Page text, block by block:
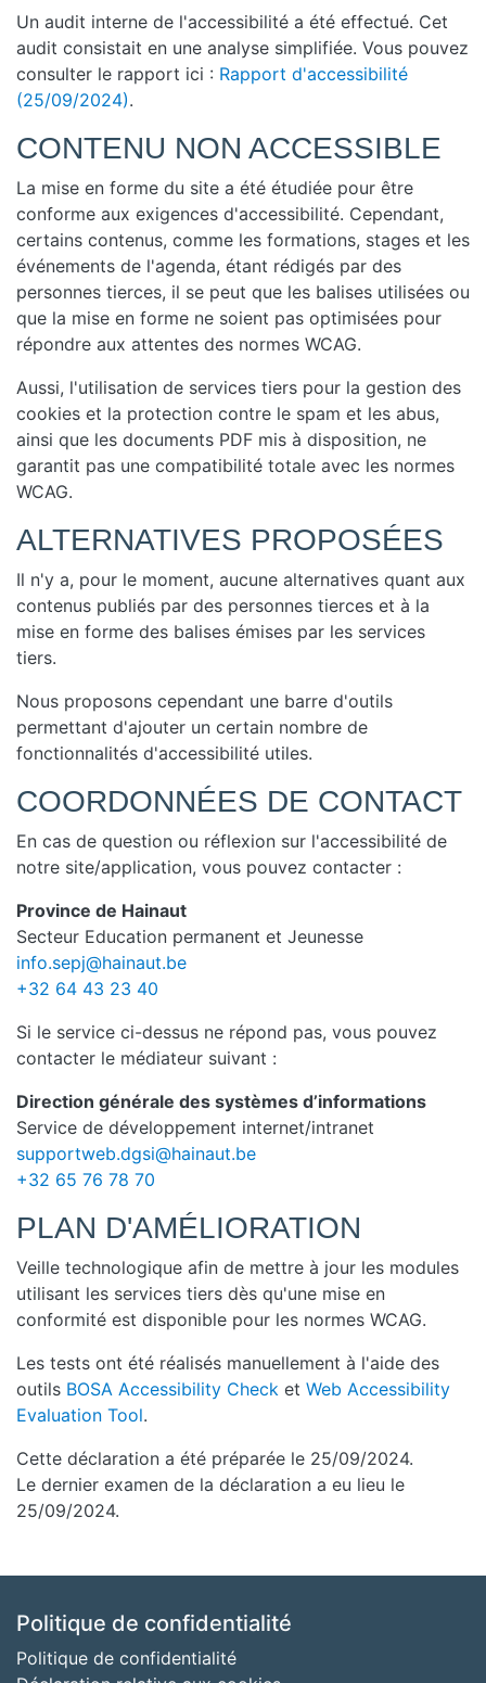
Un audit interne de l'accessibilité a été effectué. Cet
audit consistait en une analyse simplifiée. Vous pouvez
consulter le rapport ici : Rapport d'accessibilité
(25/09/2024).
CONTENU NON ACCESSIBLE
La mise en forme du site a été étudiée pour être
conforme aux exigences d'accessibilité. Cependant,
certains contenus, comme les formations, stages et les
événements de l'agenda, étant rédigés par des
personnes tierces, il se peut que les balises utilisées ou
que la mise en forme ne soient pas optimisées pour
répondre aux attentes des normes WCAG.
Aussi, l'utilisation de services tiers pour la gestion des
cookies et la protection contre le spam et les abus,
ainsi que les documents PDF mis à disposition, ne
garantit pas une compatibilité totale avec les normes
WCAG.
ALTERNATIVES PROPOSÉES
Il n'y a, pour le moment, aucune alternatives quant aux
contenus publiés par des personnes tierces et à la
mise en forme des balises émises par les services
tiers.
Nous proposons cependant une barre d'outils
permettant d'ajouter un certain nombre de
fonctionnalités d'accessibilité utiles.
COORDONNÉES DE CONTACT
En cas de question ou réflexion sur l'accessibilité de
notre site/application, vous pouvez contacter :
Province de Hainaut
Secteur Education permanent et Jeunesse
info.sepj@hainaut.be
+32 64 43 23 40
Si le service ci-dessus ne répond pas, vous pouvez
contacter le médiateur suivant :
Direction générale des systèmes d’informations
Service de développement internet/intranet
supportweb.dgsi@hainaut.be
+32 65 76 78 70
PLAN D'AMÉLIORATION
Veille technologique afin de mettre à jour les modules
utilisant les services tiers dès qu'une mise en
conformité est disponible pour les normes WCAG.
Les tests ont été réalisés manuellement à l'aide des
outils BOSA Accessibility Check et Web Accessibility
Evaluation Tool.
Cette déclaration a été préparée le 25/09/2024.
Le dernier examen de la déclaration a eu lieu le
25/09/2024.
Politique de confidentialité
Politique de confidentialité